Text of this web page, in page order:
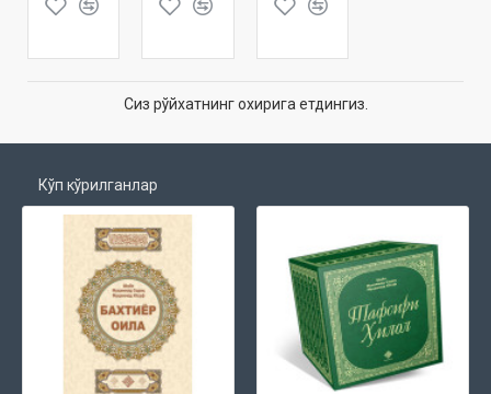
Сиз рўйхатнинг охирига етдингиз.
Кўп кўрилганлар